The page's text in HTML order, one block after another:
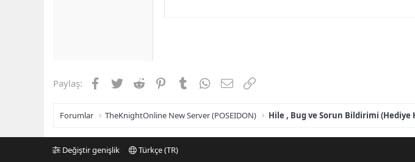
Paylaş: Facebook
TwitterReddit PinterestTumblrWhatsApp
E-postaLink
Forumlar TheKnightOnline New Server (POSEIDON) Hile , Bug ve Sorun Bildirimi (Hediye
Değiştir genişlik Türkçe (TR)